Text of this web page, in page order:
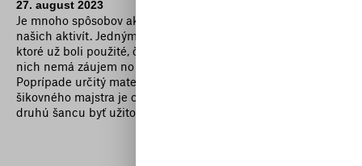
27. august 2023
Je mnoho spôsobov ako sa dá znižovať ekologický dopad
našich aktivít. Jedným z nich je opätovné použitie vecí,
ktoré už boli použité, či používané. Pôvodný majiteľ už o
nich nemá záujem no stále ich môže použiť niekto ďalší.
Poprípade určitý materiál sa javí ako odpad, ale pre
šikovného majstra je cennou surovinou. Veci teda dostanú
druhú šancu byť užitočné.